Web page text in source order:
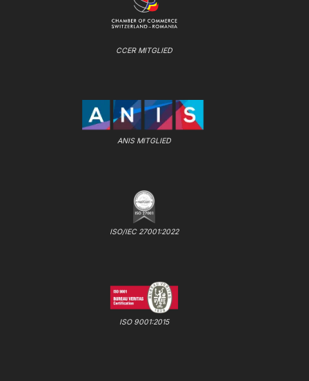
CCER MITGLIED
ANIS MITGLIED
ISO/IEC 27001:2022
ISO 9001:2015